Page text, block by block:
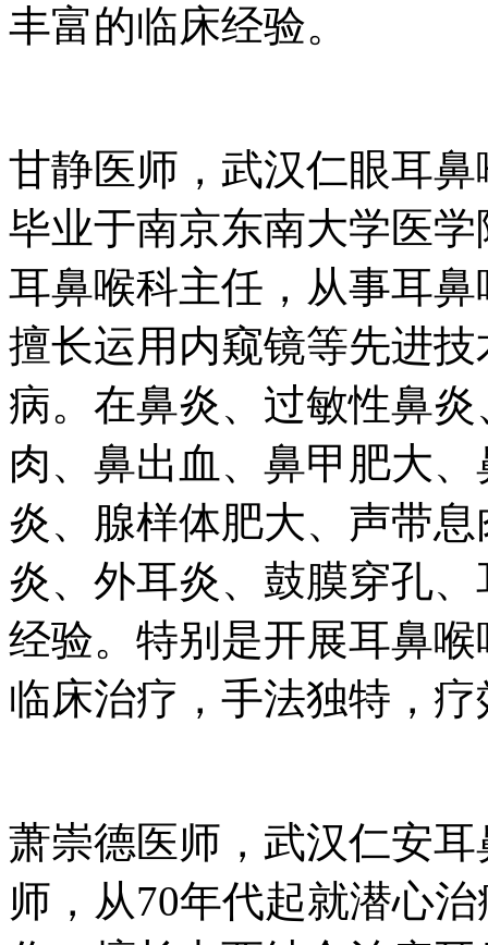
丰富的临床经验。
甘静医师，武汉仁眼耳
毕业于南京东南大学医
耳鼻喉科主任，从事耳
擅长运用内窥镜等先进
病。在鼻炎、过敏性鼻
肉、鼻出血、鼻甲肥大
炎、腺样体肥大、声带
炎、外耳炎、鼓膜穿孔
经验。特别是开展耳鼻
临床治疗，手法独特，疗
萧崇德医师，武汉仁安
师，从70年代起就潜心